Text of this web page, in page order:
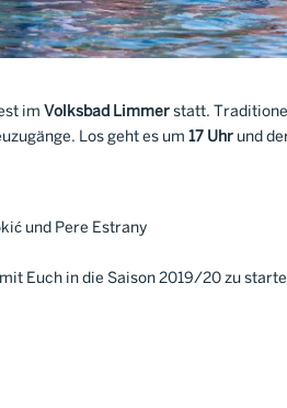
im Volksbad Limmer statt.
Los geht es um17 Uhr und
und Pere Estrany
Euch in die Saison 2019/20 zu